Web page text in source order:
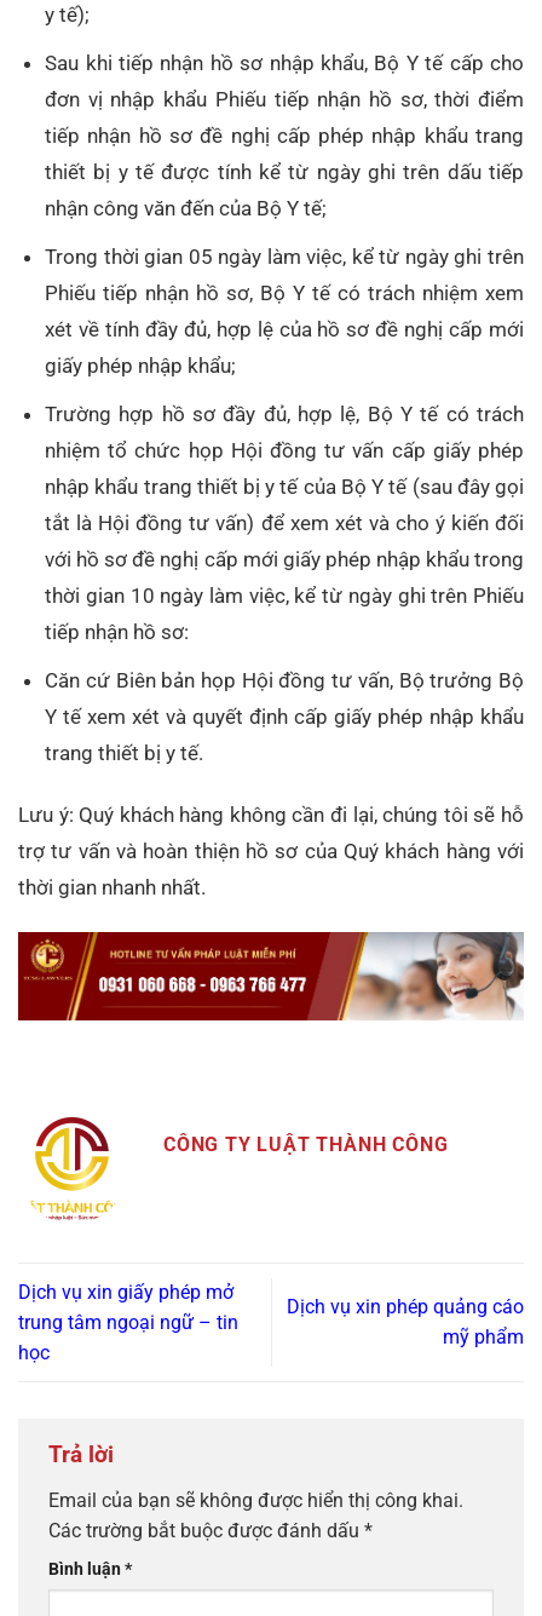
y tế);
Sau khi tiếp nhận hồ sơ nhập khẩu, Bộ Y tế cấp cho
đơn vị nhập khẩu Phiếu tiếp nhận hồ sơ, thời điểm
tiếp nhận hồ sơ đề nghị cấp phép nhập khẩu trang
thiết bị y tế được tính kể từ ngày ghi trên dấu tiếp
nhận công văn đến của Bộ Y tế;
Trong thời gian 05 ngày làm việc, kể từ ngày ghi trên
Phiếu tiếp nhận hồ sơ, Bộ Y tế có trách nhiệm xem
xét về tính đầy đủ, hợp lệ của hồ sơ đề nghị cấp mới
giấy phép nhập khẩu;
Trường hợp hồ sơ đầy đủ, hợp lệ, Bộ Y tế có trách
nhiệm tổ chức họp Hội đồng tư vấn cấp giấy phép
nhập khẩu trang thiết bị y tế của Bộ Y tế (sau đây gọi
tắt là Hội đồng tư vấn) để xem xét và cho ý kiến đối
với hồ sơ đề nghị cấp mới giấy phép nhập khẩu trong
thời gian 10 ngày làm việc, kể từ ngày ghi trên Phiếu
tiếp nhận hồ sơ:
Căn cứ Biên bản họp Hội đồng tư vấn, Bộ trưởng Bộ
Y tế xem xét và quyết định cấp giấy phép nhập khẩu
trang thiết bị y tế.
Lưu ý: Quý khách hàng không cần đi lại, chúng tôi sẽ hỗ
trợ tư vấn và hoàn thiện hồ sơ của Quý khách hàng với
thời gian nhanh nhất.
CÔNG TY LUẬT THÀNH CÔNG
Dịch vụ xin giấy phép mở
trung tâm ngoại ngữ – tin
học
Dịch vụ xin phép quảng cáo
mỹ phẩm
Trả lời
Email của bạn sẽ không được hiển thị công khai.
Các trường bắt buộc được đánh dấu *
Bình luận*